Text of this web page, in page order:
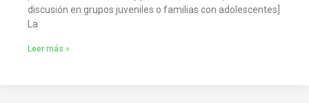
discusión en grupos juveniles o familias con adolescentes]
La
Leer más »